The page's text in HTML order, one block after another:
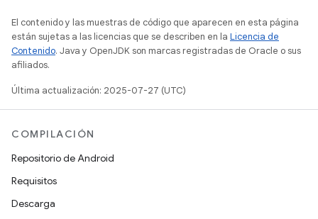
El contenido y las muestras de código que aparecen en esta página
están sujetas a las licencias que se describen en la Licencia de
Contenido. Java y OpenJDK son marcas registradas de Oracle o sus
afiliados.
Última actualización: 2025-07-27 (UTC)
COMPILACIÓN
Repositorio de Android
Requisitos
Descarga